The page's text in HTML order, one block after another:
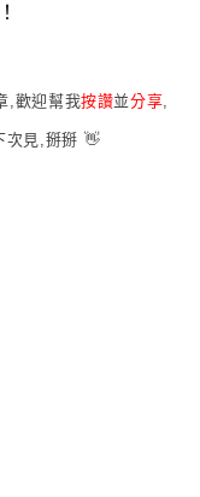
,歡迎幫我按讚並分享
次見,掰掰 👋